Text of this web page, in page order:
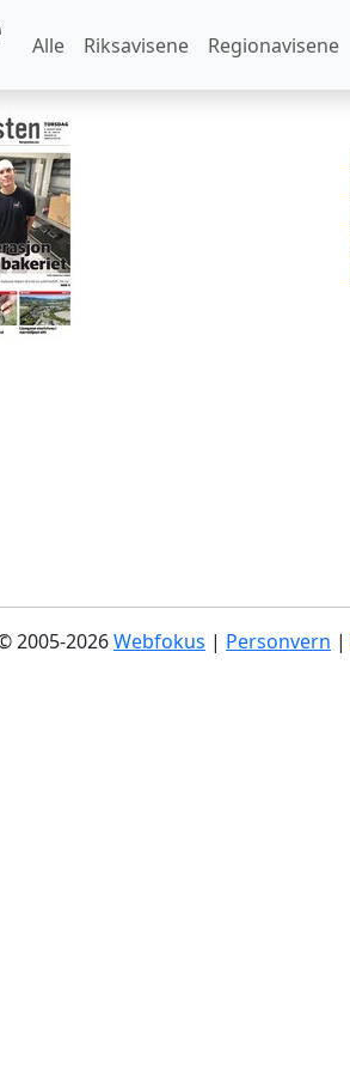
Alle Riksavisene Regionavisene
2005-2026Webfokus | Personvern |